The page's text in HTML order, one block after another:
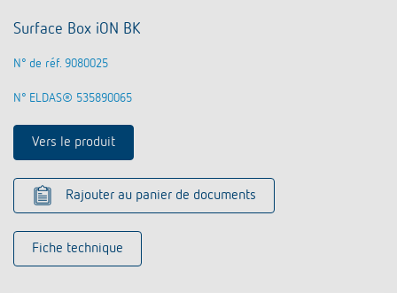
Surface Box iON BK
N° de réf. 9080025
N° ELDAS® 535890065
Vers le produit
Rajouter au panier de documents
Fiche technique